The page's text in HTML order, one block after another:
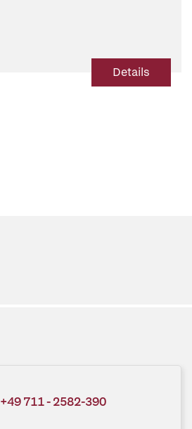
Details
+49 711 - 2582-390